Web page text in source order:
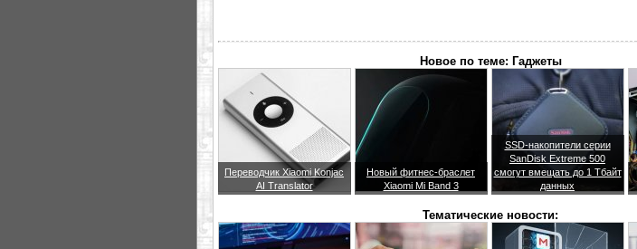
Новое по теме: Гаджеты
Переводчик Xiaomi Konjac
AI Translator
Новый фитнес-браслет
Xiaomi Mi Band 3
SSD-накопители серии
SanDisk Extreme 500
смогут вмещать до 1 Тбайт
данных
Тематические новости: